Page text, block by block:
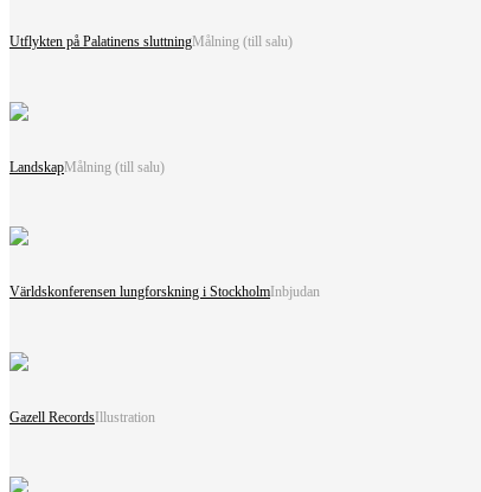
Utflykten på Palatinens sluttningMålning (till salu)
LandskapMålning (till salu)
Världskonferensen lungforskning i Stockholm Inbjudan
Gazell Records Illustration